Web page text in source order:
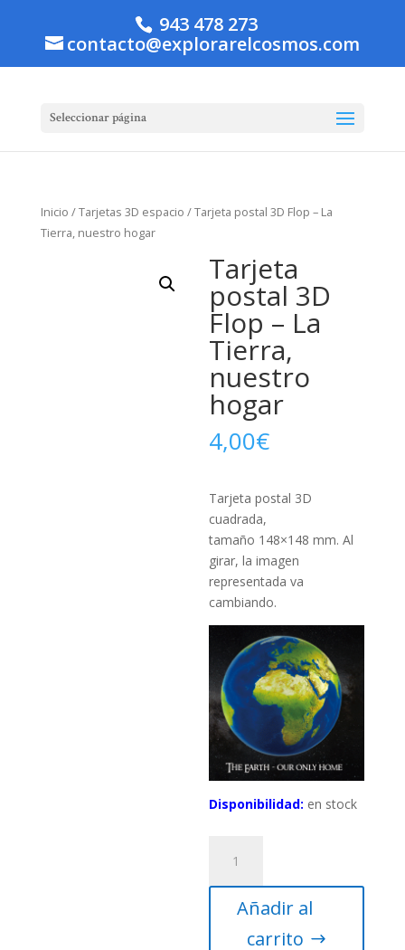
943 478 273
contacto@explorarelcosmos.com
Seleccionar página
Inicio /Tarjetas 3D espacio / Tarjeta postal 3D Flop – La
Tierra, nuestro hogar
Tarjeta
postal 3D
Flop – La
Tierra,
nuestro
hogar
4,00€
Tarjeta postal 3D
cuadrada,
tamaño 148×148 mm. Al
girar, la imagen
representada va
cambiando.
Disponibilidad: en stock
postal
3D
Añadir al
carrito